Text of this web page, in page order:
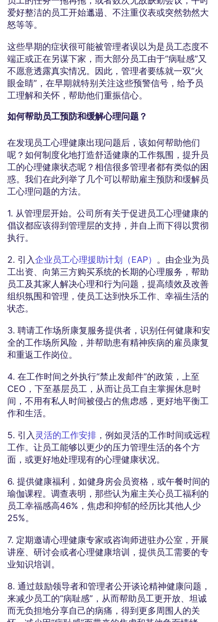
爱好整洁的员工开始邋遢、不注重仪表或突然勃然大
怒等等。
这些早期的症状很可能被管理者误以为是员工态度不
端正或正在另谋下家，而大部分员工由于“病耻感”又
不愿意透露真实情况。因此，管理者要练就一双“火
眼金睛”，在早期就特别关注这些预警信号，给予员
工理解和关怀，帮助他们重振信心。
如何帮助员工预防和缓解心理问题？
在发现员工心理健康出现问题后，该如何帮助他们
呢？如何制度化地打造舒适健康的工作氛围，提升员
工的心理健康状态呢？相信很多管理者都有类似的困
惑。我们在此列举了几个可以帮助雇主预防和缓解员
工心理问题的方法。
1. 从管理层开始。公司所有关于促进员工心理健康的
倡议都应该得到管理层的支持，并自上而下得以贯彻
执行。
2. 引入企业员工心理援助计划（EAP） 。由企业为员
工出资、向第三方购买系统的长期的心理服务，帮助
员工及其家人解决心理和行为问题，提高绩效及改善
组织氛围和管理，使员工达到快乐工作、幸福生活的
状态。
3. 聘请工作场所康复服务提供者，识别任何健康和安
全的工作场所风险，并帮助患有精神疾病的雇员康复
和重返工作岗位。
4. 在工作时间之外执行“禁止发邮件”的政策，上至
CEO，下至基层员工，从而让员工自主掌握休息时
间，不用有私人时间被侵占的焦虑感，更好地平衡工
作和生活。
5. 引入 灵活的工作安排 ，例如灵活的工作时间或远程
工作。让员工能够以更少的压力管理生活的各个方
面，或更好地处理现有的心理健康状况。
6. 提供健康福利，如健身房会员资格，或午餐时间的
瑜伽课程。调查表明，那些认为雇主关心员工福利的
员工幸福感高46%，焦虑和抑郁的经历比其他人少
25%。
7. 定期邀请心理健康专家或咨询师进驻办公室，开展
讲座、研讨会或者心理健康培训，提供员工需要的专
业知识培训。
8. 通过鼓励领导者和管理者公开谈论精神健康问题，
来减少员工的“病耻感”，从而帮助员工更开放、坦诚
而无负担地分享自己的病痛，得到更多周围人的关